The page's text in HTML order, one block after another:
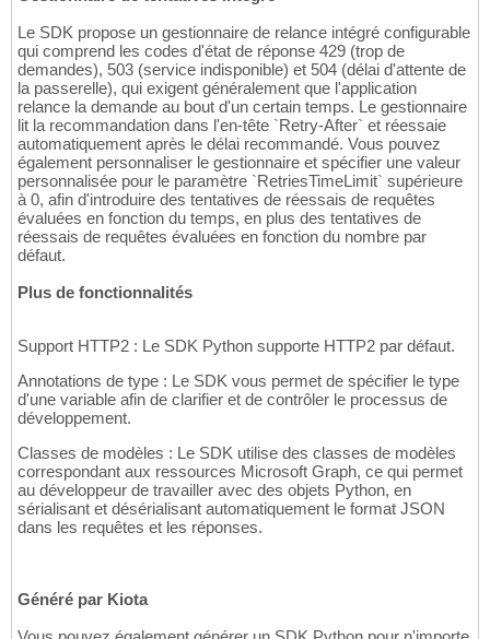
Le SDK propose un gestionnaire de relance intégré configurable
qui comprend les codes d'état de réponse 429 (trop de
demandes), 503 (service indisponible) et 504 (délai d'attente de
la passerelle), qui exigent généralement que l'application
relance la demande au bout d'un certain temps. Le gestionnaire
lit la recommandation dans l'en-tête `Retry-After` et réessaie
automatiquement après le délai recommandé. Vous pouvez
également personnaliser le gestionnaire et spécifier une valeur
personnalisée pour le paramètre `RetriesTimeLimit` supérieure
à 0, afin d'introduire des tentatives de réessais de requêtes
évaluées en fonction du temps, en plus des tentatives de
réessais de requêtes évaluées en fonction du nombre par
défaut.
Plus de fonctionnalités
Support HTTP2 : Le SDK Python supporte HTTP2 par défaut.
Annotations de type : Le SDK vous permet de spécifier le type
d'une variable afin de clarifier et de contrôler le processus de
développement.
Classes de modèles : Le SDK utilise des classes de modèles
correspondant aux ressources Microsoft Graph, ce qui permet
au développeur de travailler avec des objets Python, en
sérialisant et désérialisant automatiquement le format JSON
dans les requêtes et les réponses.
Généré par Kiota